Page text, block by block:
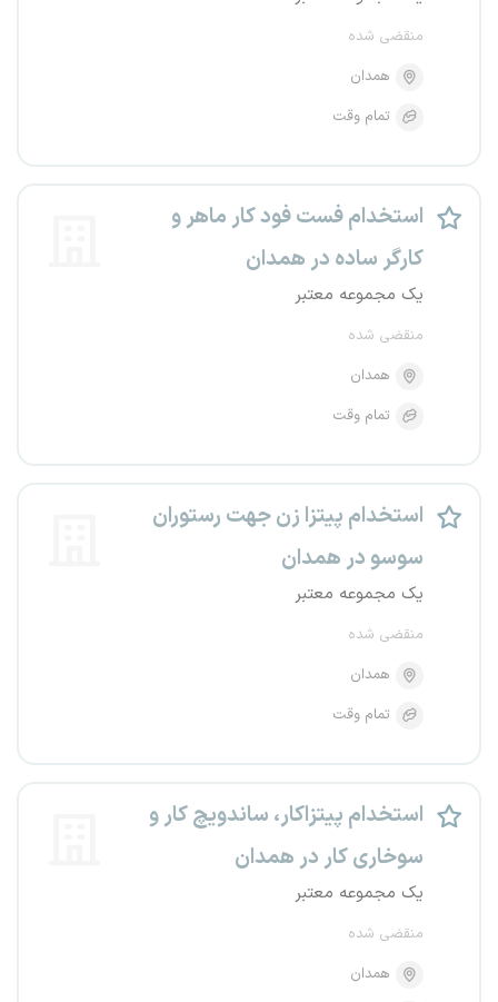
منقضی شده
همدان
تمام وقت
استخدام فست فود کار ماهر و
کارگر ساده در همدان
یک مجموعه معتبر
منقضی شده
همدان
تمام وقت
استخدام پیتزا زن جهت رستوران
سوسو در همدان
یک مجموعه معتبر
منقضی شده
همدان
تمام وقت
استخدام پیتزاکار، ساندویچ کار و
سوخاری کار در همدان
یک مجموعه معتبر
منقضی شده
همدان